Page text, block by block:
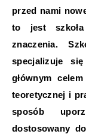
przed nami
to jest szkoła
znaczenia.
specjalizuje
głównym
teoretycznej i
sposób
dostosowany